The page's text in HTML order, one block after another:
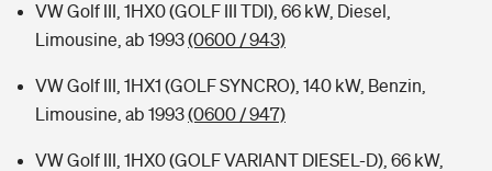
VW Golf III, 1HX0 (GOLF III TDI), 66 kW, Diesel,
Limousine, ab 1993(0600 / 943)
VW Golf III, 1HX1 (GOLF SYNCRO), 140 kW, Benzin,
Limousine, ab 1993(0600 / 947)
VW Golf III, 1HX0 (GOLF VARIANT DIESEL-D), 66 kW,